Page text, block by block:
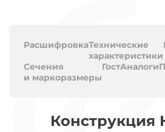
РасшифровкаТехнические
характеристики
Сечения
и маркоразмеры
ГостАналоги
Конструкция